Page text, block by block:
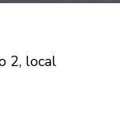
2, local